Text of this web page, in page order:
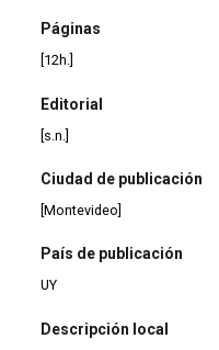
Páginas
[12h.]
Editorial
[s.n.]
Ciudad de publicación
[Montevideo]
País de publicación
UY
Descripción local